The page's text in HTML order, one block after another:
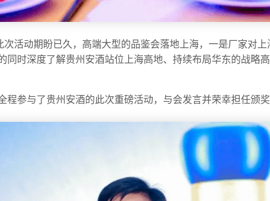
活动期盼已久，高端大型的品鉴会落地上海，一是厂家对
时深度了解贵州安酒站位上海高地、持续布局华东的战略
参与了贵州安酒的此次重磅活动，与会发言并荣幸担任颁